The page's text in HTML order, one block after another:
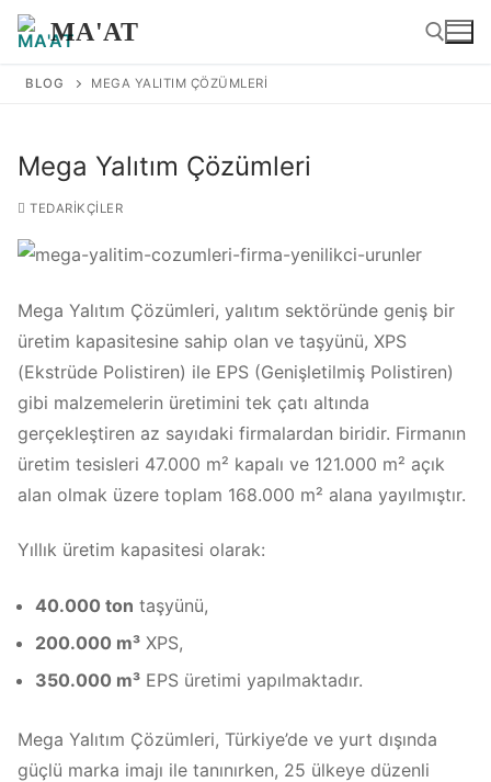
İçeriğe
atla
MA'AT
BLOG MEGA YALITIM ÇÖZÜMLERI
Mega Yalıtım Çözümleri
TEDARIKÇILER
Mega Yalıtım Çözümleri, yalıtım sektöründe geniş bir
üretim kapasitesine sahip olan ve taşyünü, XPS
(Ekstrüde Polistiren) ile EPS (Genişletilmiş Polistiren)
gibi malzemelerin üretimini tek çatı altında
gerçekleştiren az sayıdaki firmalardan biridir. Firmanın
üretim tesisleri 47.000 m² kapalı ve 121.000 m² açık
alan olmak üzere toplam 168.000 m² alana yayılmıştır.
Yıllık üretim kapasitesi olarak:
40.000 ton taşyünü,
200.000 m³ XPS,
350.000 m³ EPS üretimi yapılmaktadır.
Mega Yalıtım Çözümleri, Türkiye’de ve yurt dışında
güçlü marka imajı ile tanınırken, 25 ülkeye düzenli